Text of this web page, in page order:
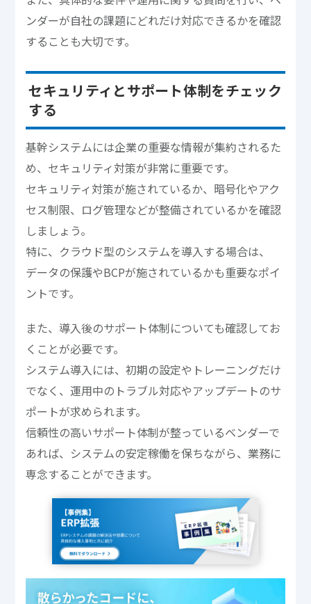
ンダーが自社の課題にどれだけ対応できるかを確認
することも大切です。
セキュリティとサポート体制をチェック
する
基幹システムには企業の重要な情報が集約されるた
め、セキュリティ対策が非常に重要です。
セキュリティ対策が施されているか、暗号化やアク
セス制限、ログ管理などが整備されているかを確認
しましょう。
特に、クラウド型のシステムを導入する場合は、
データの保護やBCPが施されているかも重要なポイ
ントです。
また、導入後のサポート体制についても確認してお
くことが必要です。
システム導入には、初期の設定やトレーニングだけ
でなく、運用中のトラブル対応やアップデートのサ
ポートが求められます。
信頼性の高いサポート体制が整っているベンダーで
あれば、システムの安定稼働を保ちながら、業務に
専念することができます。